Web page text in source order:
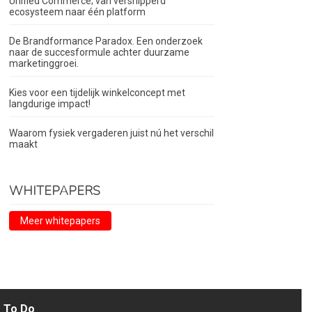
ecosysteem naar één platform
De Brandformance Paradox. Een onderzoek
naar de succesformule achter duurzame
marketinggroei.
Kies voor een tijdelijk winkelconcept met
langdurige impact!
Waarom fysiek vergaderen juist nú het verschil
maakt
WHITEPAPERS
Meer whitepapers
To Do